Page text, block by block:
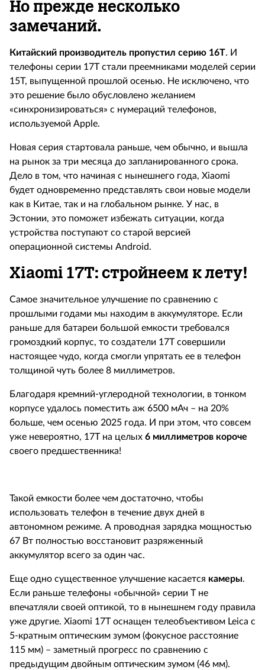
Но прежде несколько
замечаний.
Китайский производитель пропустил серию 16Т. И
телефоны серии 17T стали преемниками моделей серии
15T, выпущенной прошлой осенью. Не исключено, что
это решение было обусловлено желанием
«синхронизироваться» с нумераций телефонов,
используемой Apple.
Новая серия стартовала раньше, чем обычно, и вышла
на рынок за три месяца до запланированного срока.
Дело в том, что начиная с нынешнего года, Xiaomi
будет одновременно представлять свои новые модели
как в Китае, так и на глобальном рынке. У нас, в
Эстонии, это поможет избежать ситуации, когда
устройства поступают со старой версией
операционной системы Android.
Xiaomi 17T: стройнеем к лету!
Самое значительное улучшение по сравнению с
прошлыми годами мы находим в аккумуляторе. Если
раньше для батареи большой емкости требовался
громоздкий корпус, то создатели 17T совершили
настоящее чудо, когда смогли упрятать ее в телефон
толщиной чуть более 8 миллиметров.
Благодаря кремний-углеродной технологии, в тонком
корпусе удалось поместить аж 6500 мАч – на 20%
больше, чем осенью 2025 года. И при этом, что совсем
уже невероятно, 17T на целых 6 миллиметров короче
своего предшественника!
Такой емкости более чем достаточно, чтобы
использовать телефон в течение двух дней в
автономном режиме. А проводная зарядка мощностью
67 Вт полностью восстановит разряженный
аккумулятор всего за один час.
Еще одно существенное улучшение касается камеры.
Если раньше телефоны «обычной» серии T не
впечатляли своей оптикой, то в нынешнем году правила
уже другие. Xiaomi 17T оснащен телеобъективом Leica с
5-кратным оптическим зумом (фокусное расстояние
115 мм) – заметный прогресс по сравнению с
предыдущим двойным оптическим зумом (46 мм).